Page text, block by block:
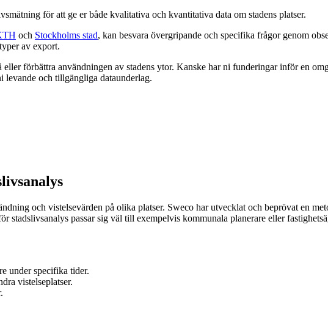
för att ge er både kvalitativa och kvantitativa data om stadens platser.
och Stockholms stad, kan besvara övergripande och specifika frågor genom
av export.
förbättra användningen av stadens ytor. Kanske har ni funderingar inför en
levande och tillgängliga dataunderlag.
och vistelsevärden på olika platser. Sweco har utvecklat och beprövat en
passar sig väl till exempelvis kommunala planerare eller
under specifika tider.
vistelseplatser.